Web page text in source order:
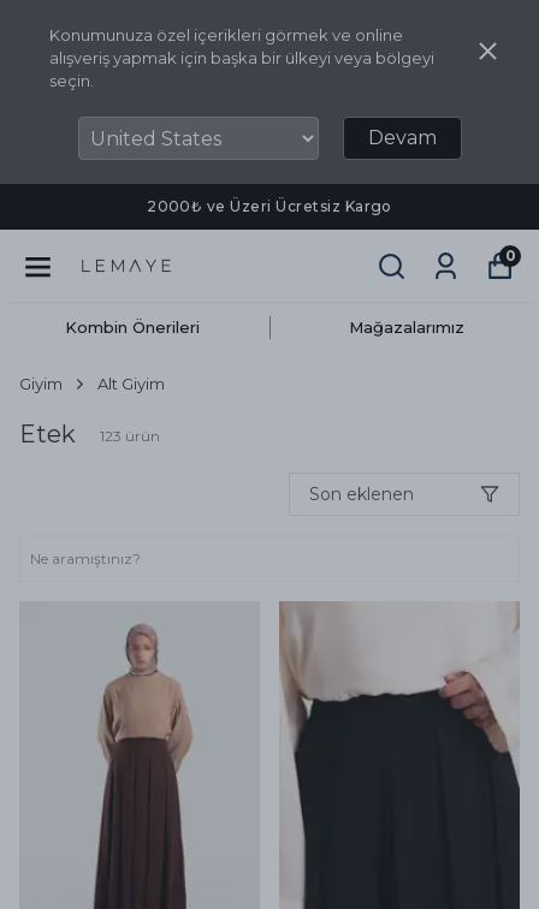
Konumunuza özel içerikleri görmek ve online
alışveriş yapmak için başka bir ülkeyi veya bölgeyi
seçin.
Devam
Vade Farksız 3 Taksit İmkanı
0
Kombin Önerileri Mağazalarımız
Giyim Alt Giyim
Etek 123 ürün
Son eklenen